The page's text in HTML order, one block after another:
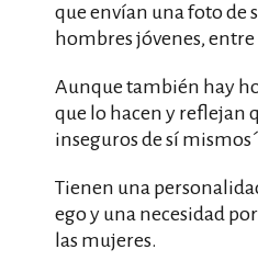
que envían una foto de
hombres jóvenes, entre
Aunque también hay
que lo hacen y reflejan
inseguros de sí
Tienen una
ego y una necesidad
las mujeres.